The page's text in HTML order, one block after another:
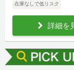
在庫なしで低リスク
詳細を